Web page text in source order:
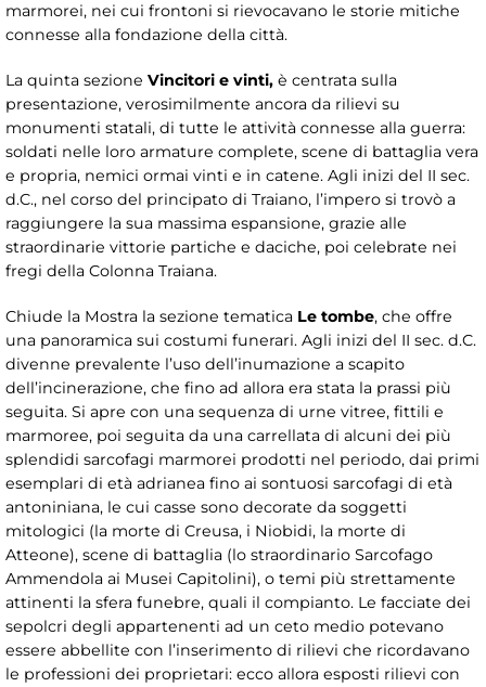
marmorei, nei cui frontoni si rievocavano le storie mitiche
connesse alla fondazione della città.
La quinta sezione Vincitori e vinti, è centrata sulla
presentazione, verosimilmente ancora da rilievi su
monumenti statali, di tutte le attività connesse alla guerra:
soldati nelle loro armature complete, scene di battaglia vera
e propria, nemici ormai vinti e in catene. Agli inizi del II sec.
d.C., nel corso del principato di Traiano, l’impero si trovò a
raggiungere la sua massima espansione, grazie alle
straordinarie vittorie partiche e daciche, poi celebrate nei
fregi della Colonna Traiana.
Chiude la Mostra la sezione tematica Le tombe, che offre
una panoramica sui costumi funerari. Agli inizi del II sec. d.C.
divenne prevalente l’uso dell’inumazione a scapito
dell’incinerazione, che fino ad allora era stata la prassi più
seguita. Si apre con una sequenza di urne vitree, fittili e
marmoree, poi seguita da una carrellata di alcuni dei più
splendidi sarcofagi marmorei prodotti nel periodo, dai primi
esemplari di età adrianea fino ai sontuosi sarcofagi di età
antoniniana, le cui casse sono decorate da soggetti
mitologici (la morte di Creusa, i Niobidi, la morte di
Atteone), scene di battaglia (lo straordinario Sarcofago
Ammendola ai Musei Capitolini), o temi più strettamente
attinenti la sfera funebre, quali il compianto. Le facciate dei
sepolcri degli appartenenti ad un ceto medio potevano
essere abbellite con l’inserimento di rilievi che ricordavano
le professioni dei proprietari: ecco allora esposti rilievi con